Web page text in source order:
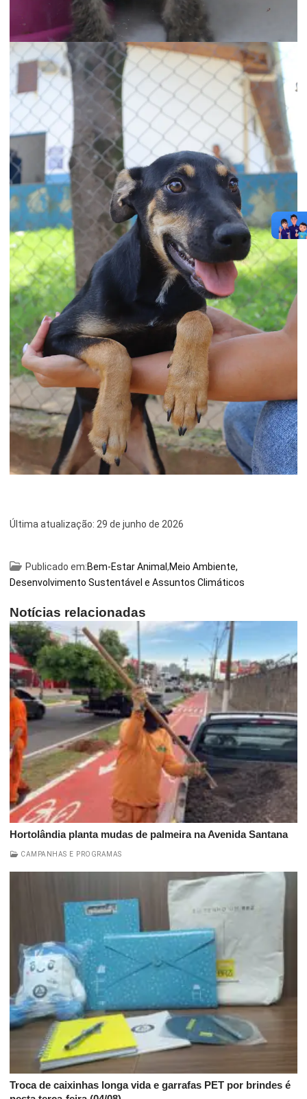
Última atualização: 29 de junho de 2026
Publicado em:Bem-Estar Animal ,Meio Ambiente,
Desenvolvimento Sustentável e Assuntos Climáticos
Notícias relacionadas
Hortolândia planta mudas de palmeira na Avenida Santana
CAMPANHAS E PROGRAMAS
Troca de caixinhas longa vida e garrafas PET por brindes é